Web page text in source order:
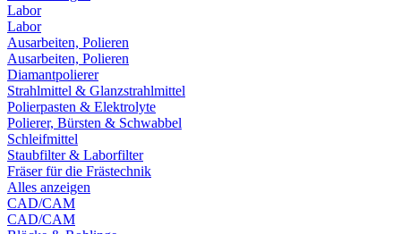
Labor
Labor
Ausarbeiten, Polieren
Ausarbeiten, Polieren
Diamantpolierer
Strahlmittel & Glanzstrahlmittel
Polierpasten & Elektrolyte
Polierer, Bürsten & Schwabbel
Schleifmittel
Staubfilter & Laborfilter
Fräser für die Frästechnik
Alles anzeigen
CAD/CAM
CAD/CAM